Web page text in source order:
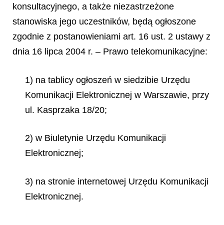
konsultacyjnego, a także niezastrzeżone
stanowiska jego uczestników, będą ogłoszone
zgodnie z postanowieniami art. 16 ust. 2 ustawy z
dnia 16 lipca 2004 r. – Prawo telekomunikacyjne:
1) na tablicy ogłoszeń w siedzibie Urzędu
Komunikacji Elektronicznej w Warszawie, przy
ul. Kasprzaka 18/20;
2) w Biuletynie Urzędu Komunikacji
Elektronicznej;
3) na stronie internetowej Urzędu Komunikacji
Elektronicznej.